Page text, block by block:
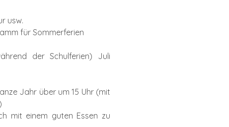
usw.
für Sommerferien
der Schulferien) Juli
Jahr über um 15 Uhr (mit
mit einem guten Essen zu